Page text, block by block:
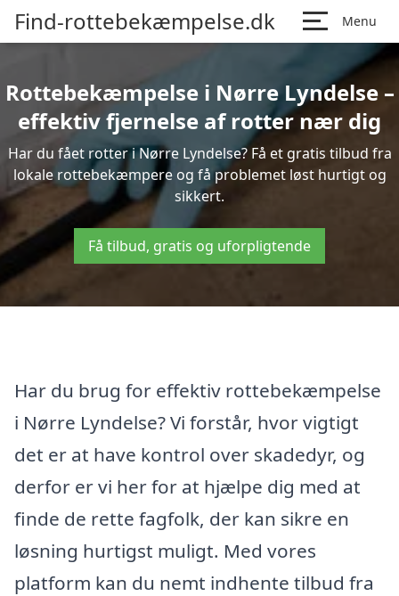
Find-rottebekæmpelse.dk Menu
Rottebekæmpelse i Nørre Lyndelse –
effektiv fjernelse af rotter nær dig
Har du fået rotter i Nørre Lyndelse? Få et gratis tilbud fra
lokale rottebekæmpere og få problemet løst hurtigt og
sikkert.
Få tilbud, gratis og uforpligtende
Har du brug for effektiv rottebekæmpelse
i Nørre Lyndelse? Vi forstår, hvor vigtigt
det er at have kontrol over skadedyr, og
derfor er vi her for at hjælpe dig med at
finde de rette fagfolk, der kan sikre en
løsning hurtigst muligt. Med vores
platform kan du nemt indhente tilbud fra